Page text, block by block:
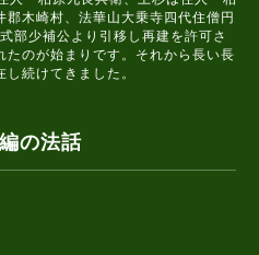
木崎村、法華山大乗寺四代住僧円
部少補公より引移し再建を許可さ
のが始まりです。それから長い長
続けてきました。
の法話